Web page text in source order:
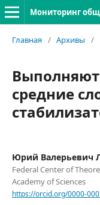
Главная / Архивы /
средние
Юрий Валерьевич
Federal Center of
Academy of Sciences
https://orcid.org/0000-